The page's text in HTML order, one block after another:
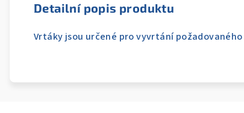
Detailní popis produktu
Vrtáky jsou určené pro vyvrtání